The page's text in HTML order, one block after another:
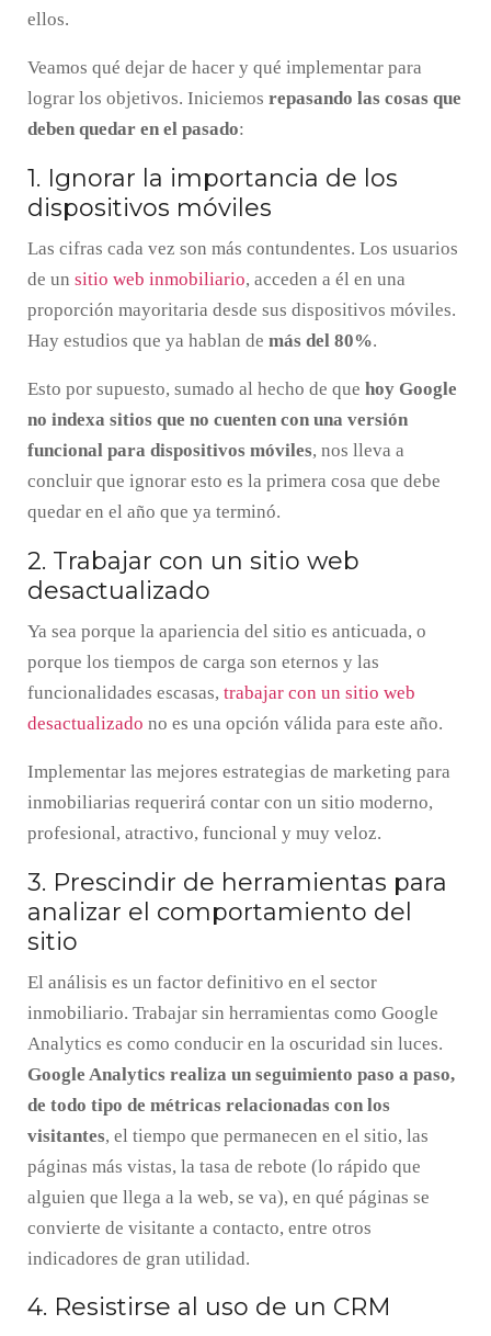
ellos.
Veamos qué dejar de hacer y qué implementar para
lograr los objetivos. Iniciemos repasando las cosas que
deben quedar en el pasado:
1. Ignorar la importancia de los
dispositivos móviles
Las cifras cada vez son más contundentes. Los usuarios
de un sitio web inmobiliario, acceden a él en una
proporción mayoritaria desde sus dispositivos móviles.
Hay estudios que ya hablan de más del 80%.
Esto por supuesto, sumado al hecho de que hoy Google
no indexa sitios que no cuenten con una versión
funcional para dispositivos móviles, nos lleva a
concluir que ignorar esto es la primera cosa que debe
quedar en el año que ya terminó.
2. Trabajar con un sitio web
desactualizado
Ya sea porque la apariencia del sitio es anticuada, o
porque los tiempos de carga son eternos y las
funcionalidades escasas, trabajar con un sitio web
desactualizado no es una opción válida para este año.
Implementar las mejores estrategias de marketing para
inmobiliarias requerirá contar con un sitio moderno,
profesional, atractivo, funcional y muy veloz.
3. Prescindir de herramientas para
analizar el comportamiento del
sitio
El análisis es un factor definitivo en el sector
inmobiliario. Trabajar sin herramientas como Google
Analytics es como conducir en la oscuridad sin luces.
Google Analytics realiza un seguimiento paso a paso,
de todo tipo de métricas relacionadas con los
visitantes, el tiempo que permanecen en el sitio, las
páginas más vistas, la tasa de rebote (lo rápido que
alguien que llega a la web, se va), en qué páginas se
convierte de visitante a contacto, entre otros
indicadores de gran utilidad.
4. Resistirse al uso de un CRM